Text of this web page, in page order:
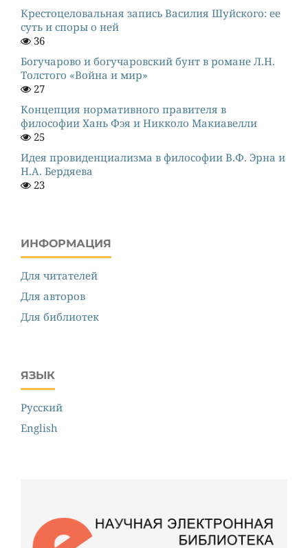
Крестоцеловальная запись Василия Шуйского: ее
суть и споры о ней
36
Богучарово и богучаровский бунт в романе Л.Н.
Толстого «Война и мир»
27
Концепция нормативного правителя в
философии Хань Фэя и Никколо Макиавелли
25
Идея провиденциализма в философии В.Ф. Эрна и
Н.А. Бердяева
23
ИНФОРМАЦИЯ
Для читателей
Для авторов
Для библиотек
ЯЗЫК
Русский
English